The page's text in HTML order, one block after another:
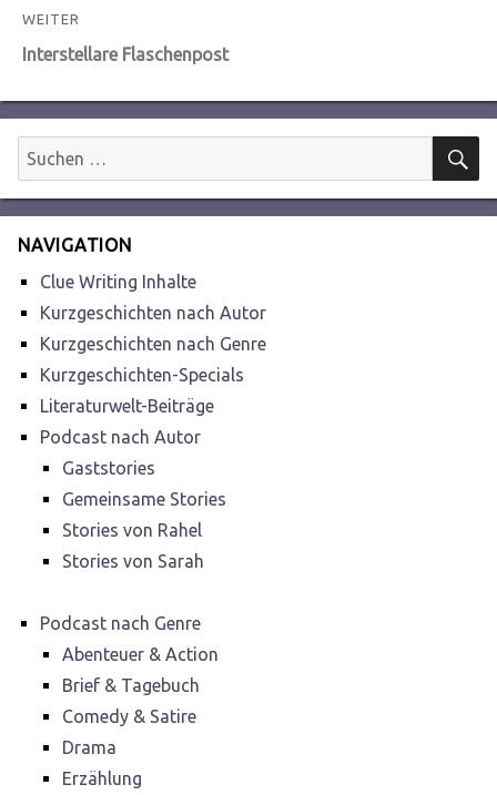
WEITER
Nächster
Interstellare Flaschenpost
Suchen
nach:
NAVIGATION
Clue Writing Inhalte
Kurzgeschichten nach Autor
Kurzgeschichten nach Genre
Kurzgeschichten-Specials
Literaturwelt-Beiträge
Podcast nach Autor
Gaststories
Gemeinsame Stories
Stories von Rahel
Stories von Sarah
Podcast nach Genre
Abenteuer & Action
Brief & Tagebuch
Comedy & Satire
Drama
Erzählung